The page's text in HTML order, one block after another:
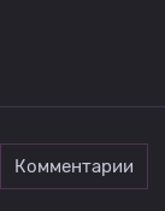
Комментарии